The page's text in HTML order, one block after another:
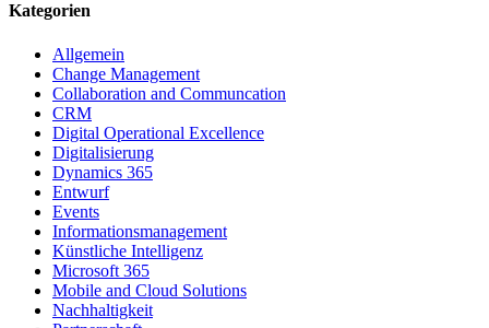
Kategorien
Allgemein
Change Management
Collaboration and Communcation
CRM
Digital Operational Excellence
Digitalisierung
Dynamics 365
Entwurf
Events
Informationsmanagement
Künstliche Intelligenz
Microsoft 365
Mobile and Cloud Solutions
Nachhaltigkeit